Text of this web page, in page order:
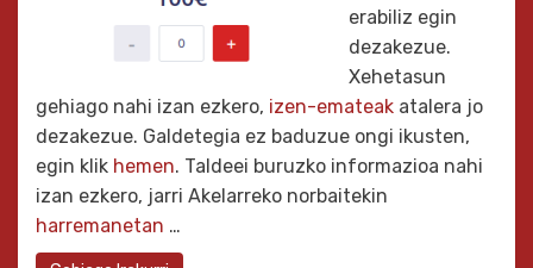
erabiliz egin
dezakezue.
Xehetasun
gehiago nahi izan ezkero, izen-emateak atalera jo
dezakezue. Galdetegia ez baduzue ongi ikusten,
egin klik hemen. Taldeei buruzko informazioa nahi
izan ezkero, jarri Akelarreko norbaitekin
harremanetan …